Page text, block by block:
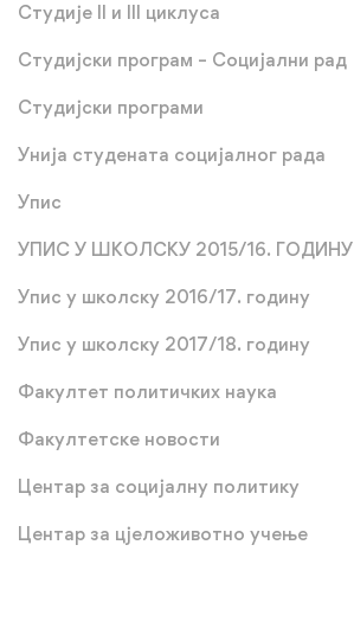
Студије II и III циклуса
Студијски програм – Социјални рад
Студијски програми
Унија студената социјалног рада
Упис
УПИС У ШКОЛСКУ 2015/16. ГОДИНУ
Упис у школску 2016/17. годину
Упис у школску 2017/18. годину
Факултет политичких наука
Факултетске новости
Центар за социјалну политику
Центар за цјеложивотно учење